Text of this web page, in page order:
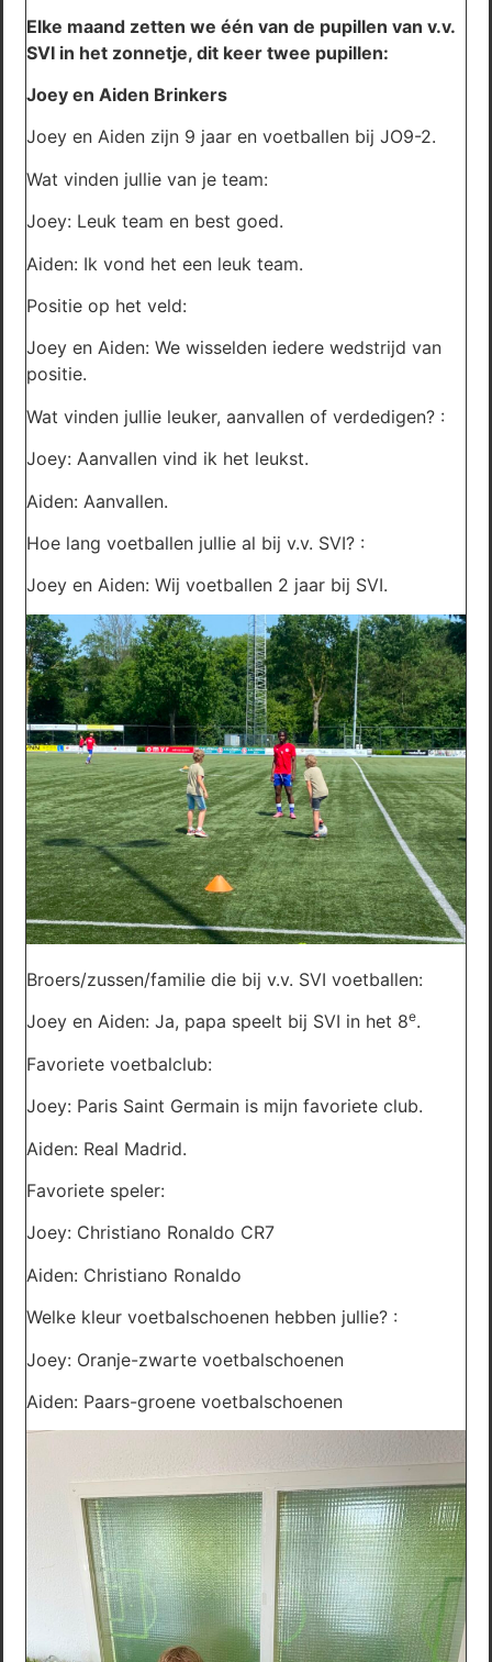
Elke maand zetten we één van de pupillen van v.v.
SVI in het zonnetje, dit keer twee pupillen:
Joey en Aiden Brinkers
Joey en Aiden zijn 9 jaar en voetballen bij JO9-2.
Wat vinden jullie van je team:
Joey: Leuk team en best goed.
Aiden: Ik vond het een leuk team.
Positie op het veld:
Joey en Aiden: We wisselden iedere wedstrijd van
positie.
Wat vinden jullie leuker, aanvallen of verdedigen? :
Joey: Aanvallen vind ik het leukst.
Aiden: Aanvallen.
Hoe lang voetballen jullie al bij v.v. SVI? :
Joey en Aiden: Wij voetballen 2 jaar bij SVI.
Broers/zussen/familie die bij v.v. SVI voetballen:
Joey en Aiden: Ja, papa speelt bij SVI in het 8e.
Favoriete voetbalclub:
Joey: Paris Saint Germain is mijn favoriete club.
Aiden: Real Madrid.
Favoriete speler:
Joey: Christiano Ronaldo CR7
Aiden: Christiano Ronaldo
Welke kleur voetbalschoenen hebben jullie? :
Joey: Oranje-zwarte voetbalschoenen
Aiden: Paars-groene voetbalschoenen